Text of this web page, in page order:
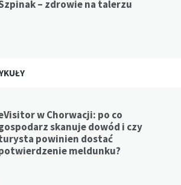
– zdrowie na talerzu
w Chorwacji: po co
skanuje dowód i czy
powinien dostać
meldunku?